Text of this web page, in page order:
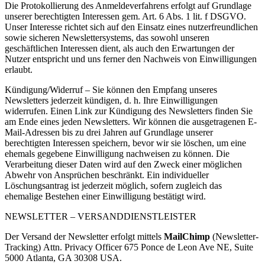
Die Protokollierung des Anmeldeverfahrens erfolgt auf Grundlage
unserer berechtigten Interessen gem. Art. 6 Abs. 1 lit. f DSGVO.
Unser Interesse richtet sich auf den Einsatz eines nutzerfreundlichen
sowie sicheren Newslettersystems, das sowohl unseren
geschäftlichen Interessen dient, als auch den Erwartungen der
Nutzer entspricht und uns ferner den Nachweis von Einwilligungen
erlaubt.
Kündigung/Widerruf – Sie können den Empfang unseres
Newsletters jederzeit kündigen, d. h. Ihre Einwilligungen
widerrufen. Einen Link zur Kündigung des Newsletters finden Sie
am Ende eines jeden Newsletters. Wir können die ausgetragenen E-
Mail-Adressen bis zu drei Jahren auf Grundlage unserer
berechtigten Interessen speichern, bevor wir sie löschen, um eine
ehemals gegebene Einwilligung nachweisen zu können. Die
Verarbeitung dieser Daten wird auf den Zweck einer möglichen
Abwehr von Ansprüchen beschränkt. Ein individueller
Löschungsantrag ist jederzeit möglich, sofern zugleich das
ehemalige Bestehen einer Einwilligung bestätigt wird.
NEWSLETTER – VERSANDDIENSTLEISTER
Der Versand der Newsletter erfolgt mittels MailChimp (Newsletter-
Tracking) Attn. Privacy Officer 675 Ponce de Leon Ave NE, Suite
5000 Atlanta, GA 30308 USA.